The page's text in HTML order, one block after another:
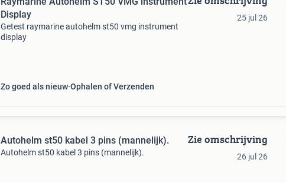
Display
Getest raymarine autohelm st50 vmg instrument
display
Zo goed als nieuw Ophalen of Verzenden
25 jul 26
Autohelm st50 kabel 3 pins (mannelijk).
Autohelm st50 kabel 3 pins (mannelijk).
Zie omschrijving
26 jul 26